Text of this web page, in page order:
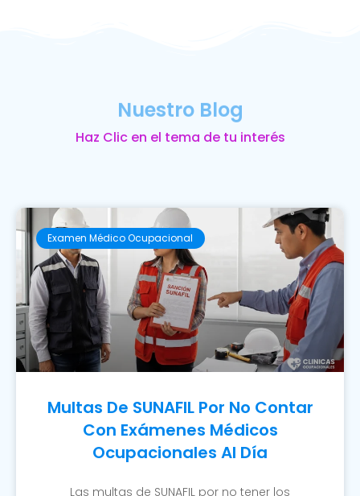
Nuestro Blog
Haz Clic en el tema de tu interés
Examen Médico Ocupacional
Multas De SUNAFIL Por No Contar
Con Exámenes Médicos
Ocupacionales Al Día
Las multas de SUNAFIL por no tener los